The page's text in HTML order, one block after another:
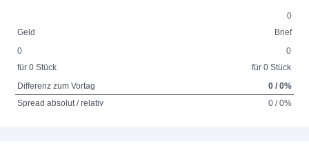
0
Geld
Brief
0
für 0 Stück
0
für 0 Stück
Differenz zum Vortag
0 / 0%
Spread absolut / relativ
0 / 0%